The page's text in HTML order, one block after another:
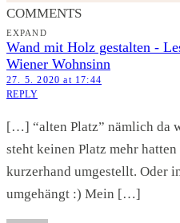
COMMENTS
EXPAND
Wand mit Holz gestalten -
Wiener Wohnsinn
27. 5. 2020 at 17:44
REPLY
[…] “alten Platz” nämlich da
steht keinen Platz mehr
kurzerhand umgestellt. Oder
umgehängt :) Mein […]